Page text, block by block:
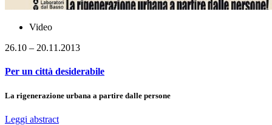
Video
26.10 – 20.11.2013
Per un città desiderabile
La rigenerazione urbana a partire dalle persone
Leggi abstract